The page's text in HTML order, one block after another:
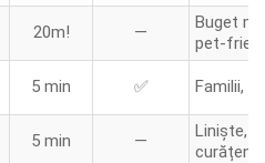
20m! —
Buget
pet-
5 min ✅ Familii,
5 min —
Liniște,